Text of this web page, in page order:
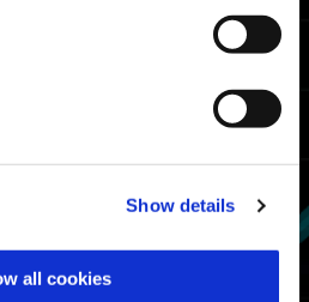
Show details
all cookies
tempo de
Provação
pelo